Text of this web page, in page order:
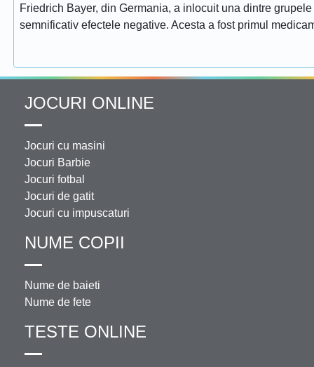
Friedrich Bayer, din Germania, a inlocuit una dintre
semnificativ efectele negative. Acesta a fost primul
JOCURI ONLINE
Jocuri cu masini
Jocuri Barbie
Jocuri fotbal
Jocuri de gatit
Jocuri cu impuscaturi
NUME COPII
Nume de baieti
Nume de fete
TESTE ONLINE